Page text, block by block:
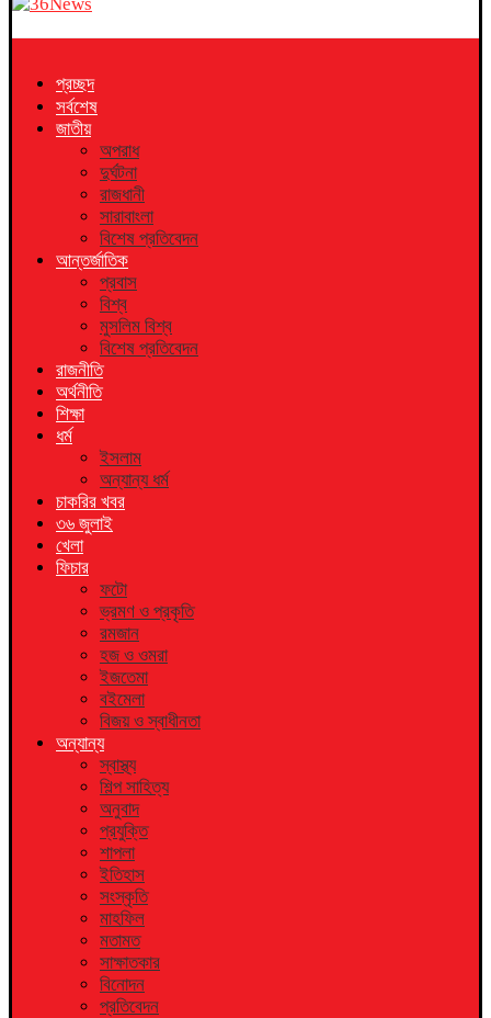
প্রচ্ছদ
সর্বশেষ
জাতীয়
অপরাধ
দুর্ঘটনা
রাজধানী
সারাবাংলা
বিশেষ প্রতিবেদন
আন্তর্জাতিক
প্রবাস
বিশ্ব
মুসলিম বিশ্ব
বিশেষ প্রতিবেদন
রাজনীতি
অর্থনীতি
শিক্ষা
ধর্ম
ইসলাম
অন্যান্য ধর্ম
চাকরির খবর
৩৬ জুলাই
খেলা
ফিচার
ফটো
ভ্রমণ ও প্রকৃতি
রমজান
হজ ও ওমরা
ইজতেমা
বইমেলা
বিজয় ও স্বাধীনতা
অন্যান্য
স্বাস্থ্য
শিল্প সাহিত্য
অনুবাদ
প্রযুক্তি
শাপলা
ইতিহাস
সংস্কৃতি
মাহফিল
মতামত
সাক্ষাতকার
বিনোদন
প্রতিবেদন